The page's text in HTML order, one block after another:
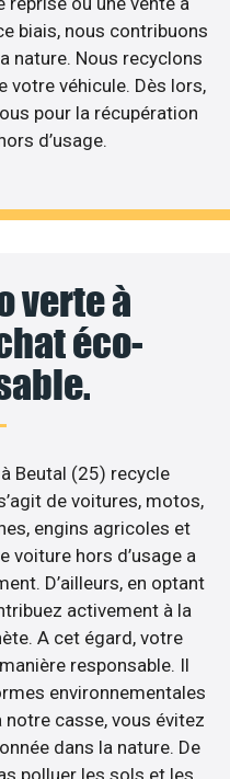
biais, nous contribuons
nature. Nous recyclons
votre véhicule. Dès lors,
pour la récupération
d’usage.
verte à
éco-
Beutal (25) recycle
de voitures, motos,
engins agricoles et
voiture hors d’usage a
D’ailleurs, en optant
activement à la
A cet égard, votre
responsable. Il
environnementales
notre casse, vous évitez
dans la nature. De